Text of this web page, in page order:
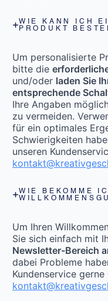
WIE KANN ICH
PRODUKT
Um personalisierte
bitte die
und/oder laden Sie
entsprechende
Ihre Angaben
zu vermeiden.
für ein optimales
Schwierigkeiten
unseren
WIE BEKOMME
Um Ihren
Sie sich einfach mit
Newsletter-Bereich
dabei Probleme
Kundenservice gerne